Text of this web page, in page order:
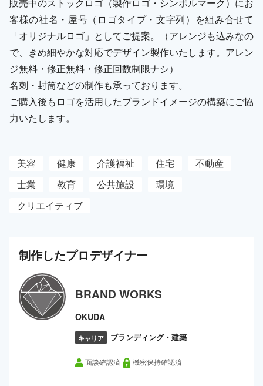
客様の社名・屋号（ロゴタイプ・文字列）を組み合せて
「オリジナルロゴ」としてご提案。（アレンジも込みなの
で、きめ細やかな対応でデザイン製作いたします。アレン
ジ無料・修正無料・修正回数制限ナシ）
名刺・封筒などの制作も承っております。
ご購入後もロゴを活用したブランドイメージの構築にご協
力いたします。
美容 健康 介護福祉 住宅
不動産
士業
教育 公共施設
環境
クリエイティブ
制作したプロデザイナー
BRAND WORKS
OKUDA
キャリア ブランディング・建築
面談確認済 機密保持確認済